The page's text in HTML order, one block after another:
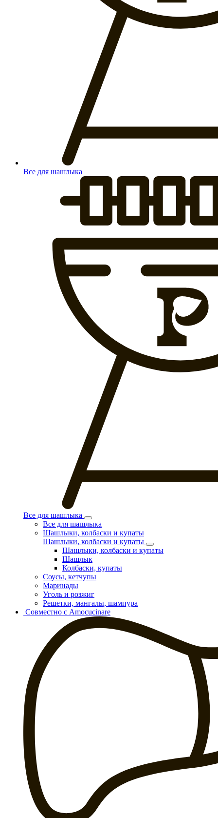
Все для шашлыка
Все для шашлыка
Все для шашлыка
Шашлыки, колбаски и купаты
Шашлыки, колбаски и купаты
Шашлыки, колбаски и купаты
Шашлык
Колбаски, купаты
Соусы, кетчупы
Маринады
Уголь и розжиг
Решетки, мангалы, шампура
Совместно с Amocucinare